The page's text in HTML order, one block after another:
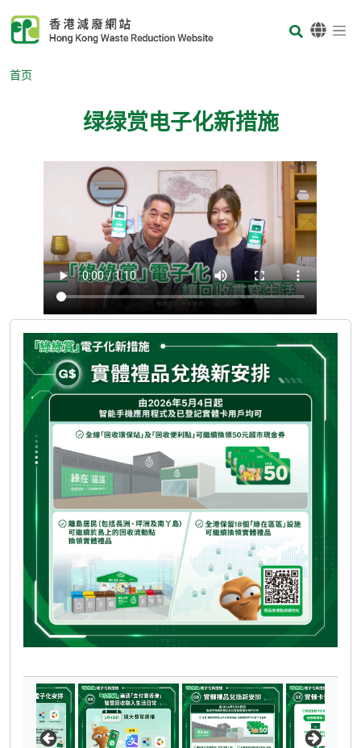
Body
首页
绿绿赏电子化新措施